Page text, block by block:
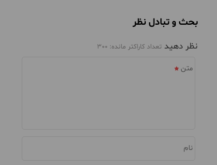
بحث و تبادل نظر
نظر دهید تعداد کاراکتر مانده: 300
متن
نام